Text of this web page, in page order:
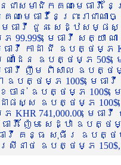
មាជិកគណៈមេធាវី
គណៈមេធាវីនៃព្រះរា
មេធាវី ជួន សេដ្ឋស
មេធាវី សត្យា ណ
ធាវី កាដា ជី ឧបត្ថម្ភ
ណាដែន ឧបត្ថម្ភ 50$,
េធាវី ញឹម ពិសាល ឧបត្ថ
ា ឧបត្ថម្ភ 100$, មេ
ខចាន់ ឧបត្ថម្ភ
ាផស្ស ឧបត្ថម្ភ
KHR 741,000.00, មេ
វី ញ៉ែម សេដ្ឋា ឧបត្ថ
គន្ធ សុធីរ ឧបត្ថម្ភ
ស្រីនាថ ឧបត្ថម្ភ 150$,